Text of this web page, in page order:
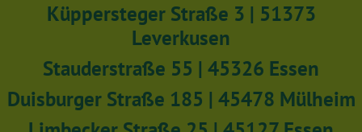
Küppersteger Straße 3 | 51373
Leverkusen
Stauderstraße 55 | 45326 Essen
Duisburger Straße 185 | 45478 Mülheim